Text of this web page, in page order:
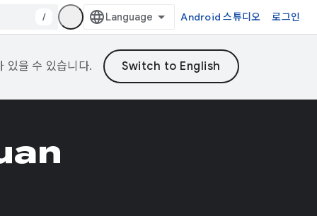
/ Android 스튜디오 로그인
있을 수 있습니다.